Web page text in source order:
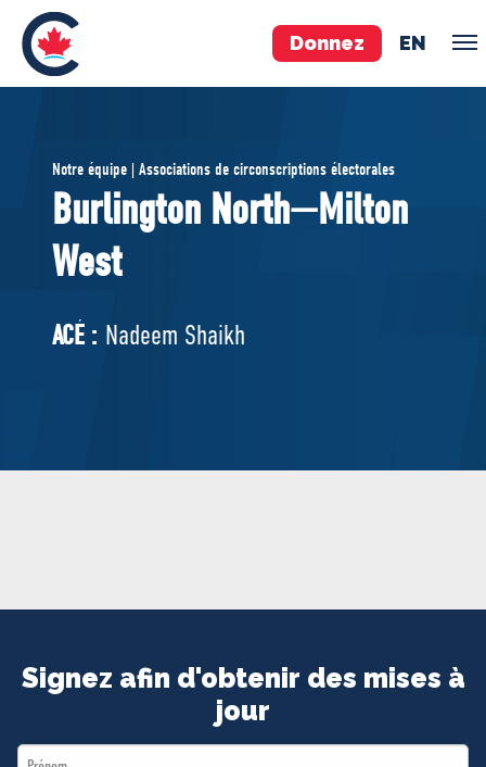
Donnez EN
ÉQUIPE
Pierre Poilievre
Vos députés conservateurs
Cabinet fantôme
ACÉ
BOUTIQUE
Notre équipe | Associations de circonscriptions électorales
Burlington North—Milton
West
ACÉ : Nadeem Shaikh
Signez afin d'obtenir des mises à
jour
First